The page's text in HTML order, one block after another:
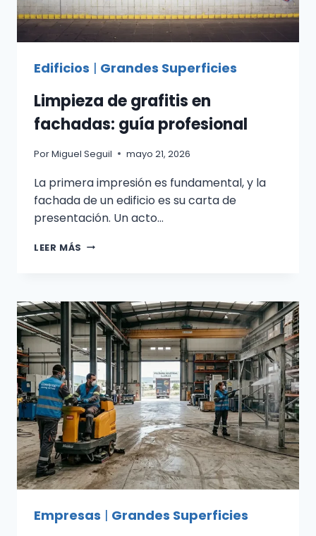
Edificios | Grandes Superficies
Limpieza de grafitis en
fachadas: guía profesional
PorMiguel Seguil mayo 21, 2026
La primera impresión es fundamental, y la
fachada de un edificio es su carta de
presentación. Un acto…
LEER MÁS LIMPIEZA
EN
FACHADAS:
GUÍA
PROFESIONAL
Empresas | Grandes Superficies